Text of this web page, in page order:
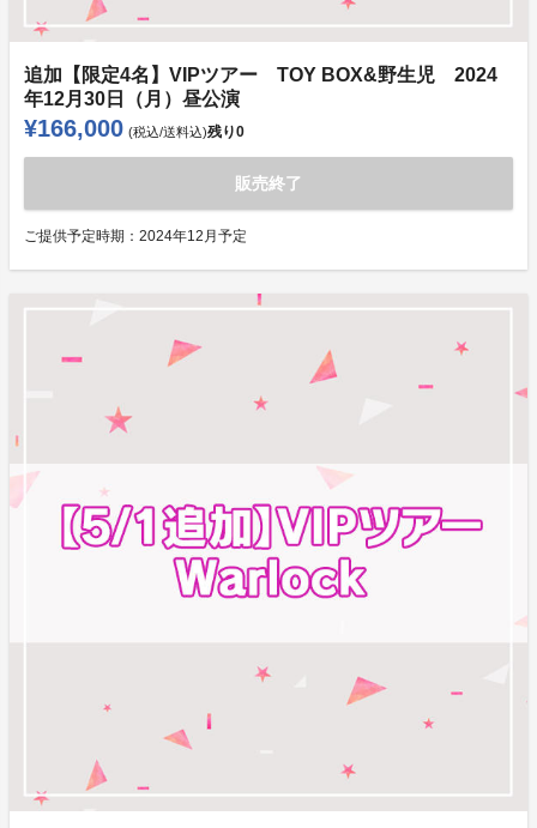
追加【限定4名】VIPツアー TOY BOX&野生児 2024
年12月30日（月）昼公演
¥166,000 (税込/送料込)残り0
販売終了
ご提供予定時期： 2024年12月予定